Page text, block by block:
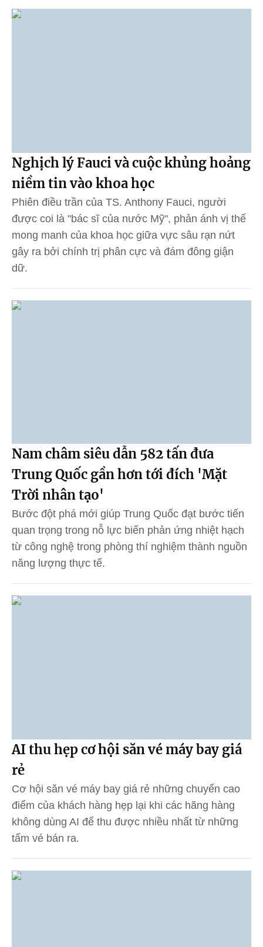
Nghịch lý Fauci và cuộc khủng hoảng
niềm tin vào khoa học
Phiên điều trần của TS. Anthony Fauci, người
được coi là "bác sĩ của nước Mỹ", phản ánh vị thế
mong manh của khoa học giữa vực sâu rạn nứt
gây ra bởi chính trị phân cực và đám đông giận
dữ.
Nam châm siêu dẫn 582 tấn đưa
Trung Quốc gần hơn tới đích 'Mặt
Trời nhân tạo'
Bước đột phá mới giúp Trung Quốc đạt bước tiến
quan trọng trong nỗ lực biến phản ứng nhiệt hạch
từ công nghệ trong phòng thí nghiệm thành nguồn
năng lượng thực tế.
AI thu hẹp cơ hội săn vé máy bay giá
rẻ
Cơ hội săn vé máy bay giá rẻ những chuyến cao
điểm của khách hàng hẹp lại khi các hãng hàng
không dùng AI để thu được nhiều nhất từ những
tấm vé bán ra.